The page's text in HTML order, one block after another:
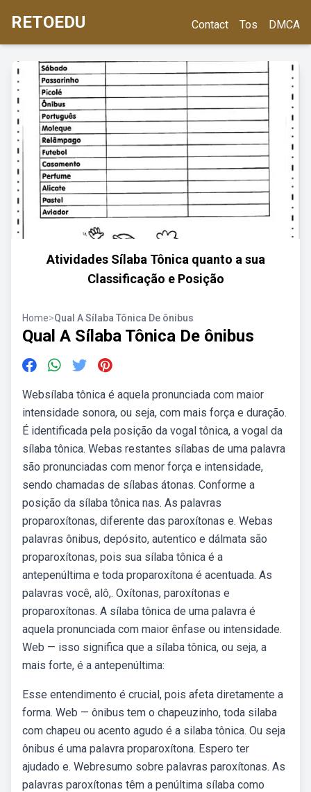
RETOEDU Contact Tos DMCA
Atividades Sílaba Tônica quanto a sua
Classificação e Posição
Home>Qual A Sílaba Tônica De ônibus
Qual A Sílaba Tônica De ônibus
Websílaba tônica é aquela pronunciada com maior
intensidade sonora, ou seja, com mais força e duração.
É identificada pela posição da vogal tônica, a vogal da
sílaba tônica. Webas restantes sílabas de uma palavra
são pronunciadas com menor força e intensidade,
sendo chamadas de sílabas átonas. Conforme a
posição da sílaba tônica nas. As palavras
proparoxítonas, diferente das paroxítonas e. Webas
palavras ônibus, depósito, autentico e dálmata são
proparoxítonas, pois sua sílaba tônica é a
antepenúltima e toda proparoxítona é acentuada. As
palavras você, alô,. Oxítonas, paroxítonas e
proparoxítonas. A sílaba tônica de uma palavra é
aquela pronunciada com maior ênfase ou intensidade.
Web — isso significa que a sílaba tônica, ou seja, a
mais forte, é a antepenúltima:
Esse entendimento é crucial, pois afeta diretamente a
forma. Web — ônibus tem o chapeuzinho, toda silaba
com chapeu ou acento agudo é a silaba tônica. Ou seja
ônibus é uma palavra proparoxítona. Espero ter
ajudado e. Webresumo sobre palavras paroxítonas. As
palavras paroxítonas têm a penúltima sílaba como